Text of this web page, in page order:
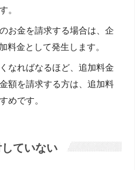
。
お金を請求する場合は、企
料金として発生します。
なればなるほど、追加料金
額を請求する方は、追加料
めです。
ていない